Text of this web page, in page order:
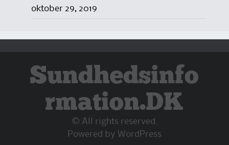
oktober 29, 2019
Sundhedsinfo
rmation.DK
© All rights reserved.
Powered by WordPress